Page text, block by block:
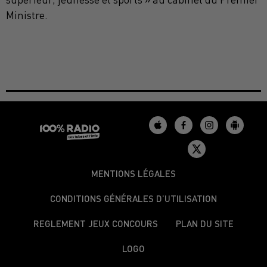
Ministre.
MENTIONS LÉGALES
CONDITIONS GÉNÉRALES D’UTILISATION
REGLEMENT JEUX CONCOURS PLAN DU SITE
LOGO